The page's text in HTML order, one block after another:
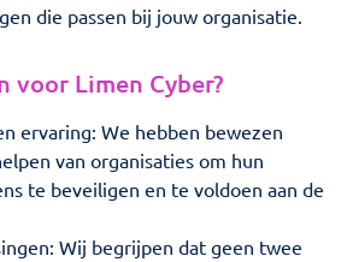
die passen bij jouw organisatie.
voor Limen Cyber?
ervaring: We hebben bewezen
van organisaties om hun
te beveiligen en te voldoen aan de
Wij begrijpen dat geen twee